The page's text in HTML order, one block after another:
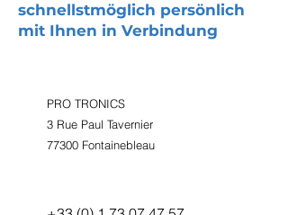
schnellstmöglich persönlich
mit Ihnen in Verbindung
PRO TRONICS
3 Rue Paul Tavernier
77300 Fontainebleau